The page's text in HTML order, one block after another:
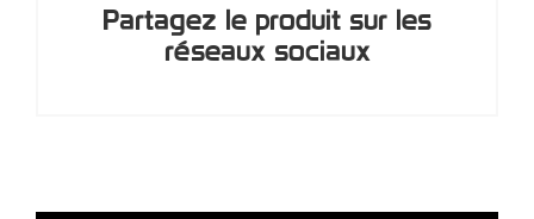
Partagez le produit sur les
réseaux sociaux